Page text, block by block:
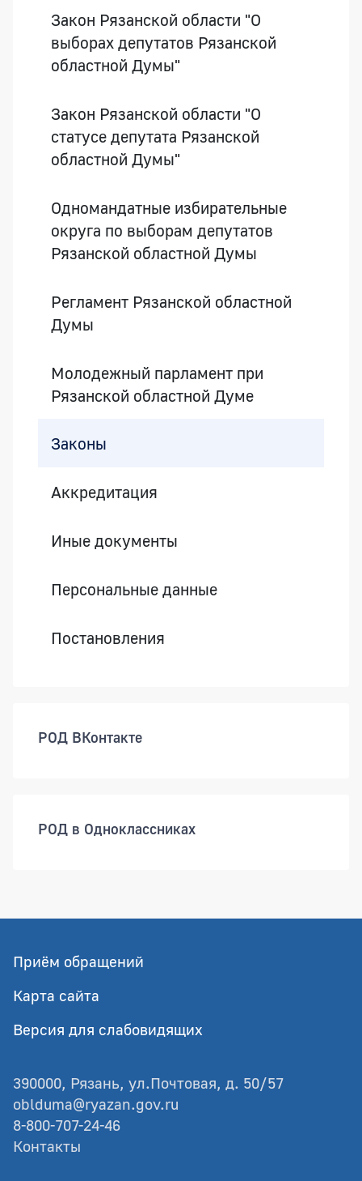
Закон Рязанской области "О
выборах депутатов Рязанской
областной Думы"
Закон Рязанской области "О
статусе депутата Рязанской
областной Думы"
Одномандатные избирательные
округа по выборам депутатов
Рязанской областной Думы
Регламент Рязанской областной
Думы
Молодежный парламент при
Рязанской областной Думе
Законы
Аккредитация
Иные документы
Персональные данные
Постановления
РОД ВКонтакте
РОД в Одноклассниках
Приём обращений
Карта сайта
Версия для слабовидящих
390000, Рязань, ул.Почтовая, д. 50/57
oblduma@ryazan.gov.ru
8-800-707-24-46
Контакты